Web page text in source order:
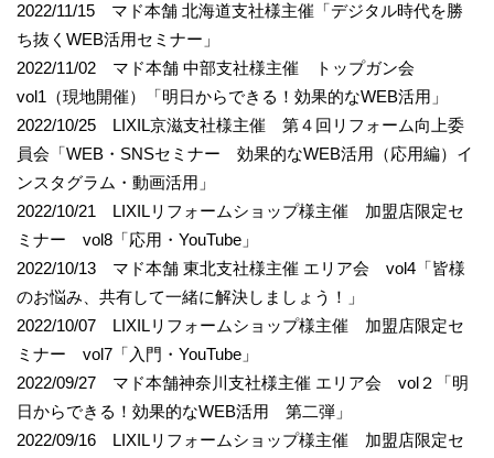
2022/11/15 マド本舗 北海道支社様主催「デジタル時代を勝
ち抜くWEB活用セミナー」
2022/11/02 マド本舗 中部支社様主催 トップガン会
vol1（現地開催）「明日からできる！効果的なWEB活用」
2022/10/25 LIXIL京滋支社様主催 第４回リフォーム向上委
員会「WEB・SNSセミナー 効果的なWEB活用（応用編）イ
ンスタグラム・動画活用」
2022/10/21 LIXILリフォームショップ様主催 加盟店限定セ
ミナー vol8「応用・YouTube」
2022/10/13 マド本舗 東北支社様主催 エリア会 vol4「皆様
のお悩み、共有して一緒に解決しましょう！」
2022/10/07 LIXILリフォームショップ様主催 加盟店限定セ
ミナー vol7「入門・YouTube」
2022/09/27 マド本舗神奈川支社様主催 エリア会 vol２「明
日からできる！効果的なWEB活用 第二弾」
2022/09/16 LIXILリフォームショップ様主催 加盟店限定セ